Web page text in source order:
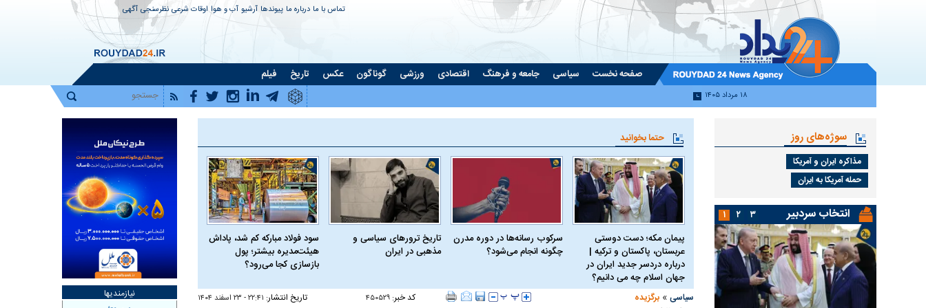
تماس با ما درباره ما پیوندها آرشیو آب و هوا اوقات شرعی نظرسنجی آگهی
صفحه نخست سیاسی جامعه و فرهنگ اقتصادی ورزشی گوناگون عکس تاریخ فیلم
۱۸ مرداد ۱۴۰۵
حتما بخوانید
پیمان مکه؛ دست دوستی
عربستان، پاکستان و ترکیه |
درباره دردسر جدید ایران در
جهان اسلام چه می دانیم؟
سرکوب رسانه‌ها در دوره مدرن
چگونه انجام می‌شود؟
تاریخ ترورهای سیاسی و
مذهبی در ایران
سود فولاد مبارکه کم شد، پاداش
هیئت‌مدیره بیشتر؛ پول
بازسازی کجا می‌رود؟
سیاسی » برگزیده کد خبر: ۴۵۰۵۲۹ تاریخ انتشار: ۲۲:۴۱ - ۲۳ اسفند ۱۴۰۴
سوژه‌های روز
مذاکره ایران و آمریکا
حمله آمریکا به ایران
انتخاب سردبیر ۱ ۲ ۳
نیازمندیها